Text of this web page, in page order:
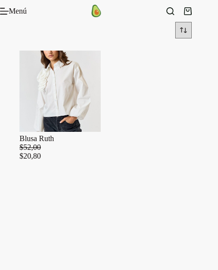
al Menú
Carro
de
compra
Blusa Ruth
$52,00
$20,80